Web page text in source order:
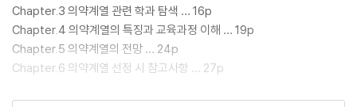
Chapter.3 의약계열 관련 학과 탐색 … 16p
Chapter.4 의약계열의 특징과 교육과정 이해 … 19p
Chapter.5 의약계열의 전망 … 24p
Chapter.6 의약계열 선정 시 참고사항 … 27p